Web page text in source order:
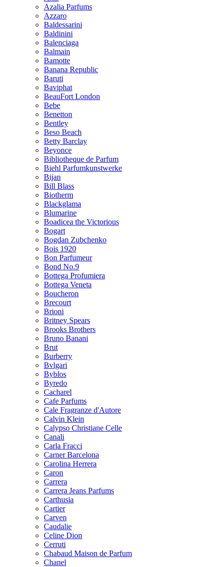
Azalia Parfums
Azzaro
Baldessarini
Baldinini
Balenciaga
Balmain
Bamotte
Banana Republic
Baruti
Baviphat
BeauFort London
Bebe
Benetton
Bentley
Beso Beach
Betty Barclay
Beyonce
Bibliotheque de Parfum
Biehl Parfumkunstwerke
Bijan
Bill Blass
Biotherm
Blackglama
Blumarine
Boadicea the Victorious
Bogart
Bogdan Zubchenko
Bois 1920
Bon Parfumeur
Bond No.9
Bottega Profumiera
Bottega Veneta
Boucheron
Brecourt
Brioni
Britney Spears
Brooks Brothers
Bruno Banani
Brut
Burberry
Bvlgari
Byblos
Byredo
Cacharel
Cafe Parfums
Cale Fragranze d'Autore
Calvin Klein
Calypso Christiane Celle
Canali
Carla Fracci
Carner Barcelona
Carolina Herrera
Caron
Carrera
Carrera Jeans Parfums
Carthusia
Cartier
Carven
Caudalie
Celine Dion
Cerruti
Chabaud Maison de Parfum
Chanel